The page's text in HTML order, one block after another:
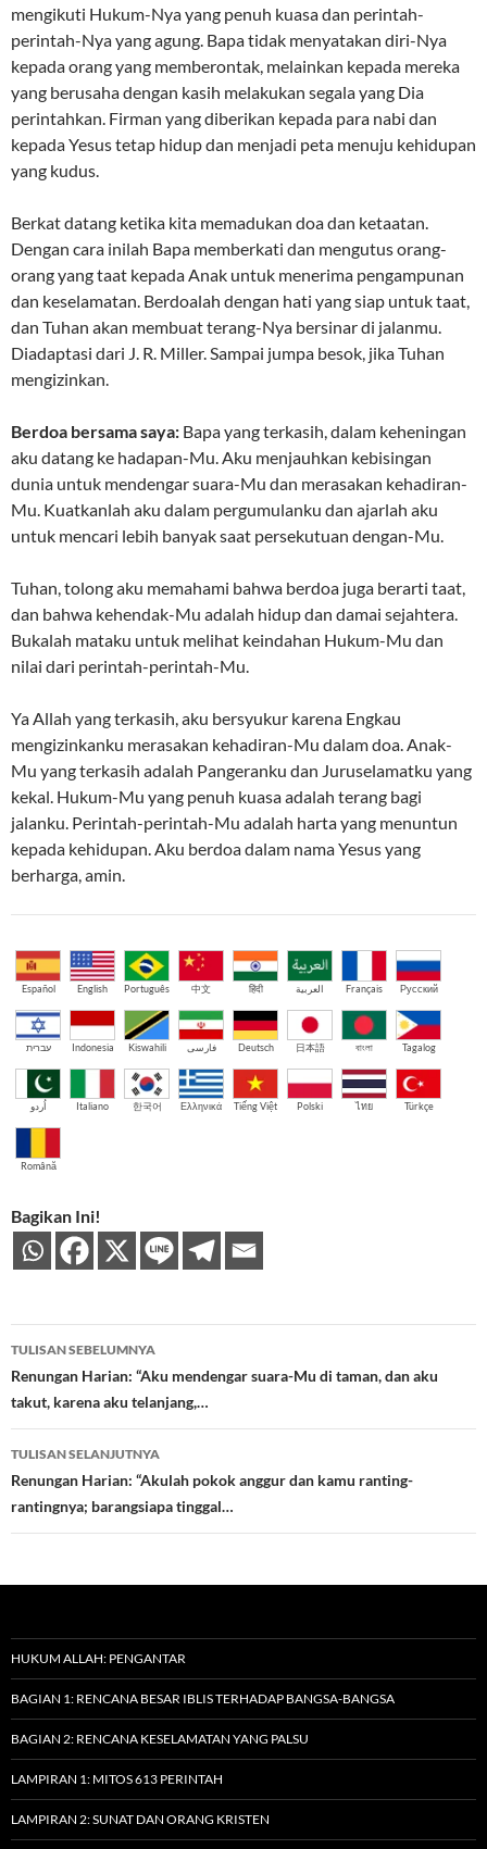
mengikuti Hukum-Nya yang penuh kuasa dan perintah-
perintah-Nya yang agung. Bapa tidak menyatakan diri-Nya
kepada orang yang memberontak, melainkan kepada mereka
yang berusaha dengan kasih melakukan segala yang Dia
perintahkan. Firman yang diberikan kepada para nabi dan
kepada Yesus tetap hidup dan menjadi peta menuju kehidupan
yang kudus.
Berkat datang ketika kita memadukan doa dan ketaatan.
Dengan cara inilah Bapa memberkati dan mengutus orang-
orang yang taat kepada Anak untuk menerima pengampunan
dan keselamatan. Berdoalah dengan hati yang siap untuk taat,
dan Tuhan akan membuat terang-Nya bersinar di jalanmu.
Diadaptasi dari J. R. Miller. Sampai jumpa besok, jika Tuhan
mengizinkan.
Berdoa bersama saya: Bapa yang terkasih, dalam keheningan
aku datang ke hadapan-Mu. Aku menjauhkan kebisingan
dunia untuk mendengar suara-Mu dan merasakan kehadiran-
Mu. Kuatkanlah aku dalam pergumulanku dan ajarlah aku
untuk mencari lebih banyak saat persekutuan dengan-Mu.
Tuhan, tolong aku memahami bahwa berdoa juga berarti taat,
dan bahwa kehendak-Mu adalah hidup dan damai sejahtera.
Bukalah mataku untuk melihat keindahan Hukum-Mu dan
nilai dari perintah-perintah-Mu.
Ya Allah yang terkasih, aku bersyukur karena Engkau
mengizinkanku merasakan kehadiran-Mu dalam doa. Anak-
Mu yang terkasih adalah Pangeranku dan Juruselamatku yang
kekal. Hukum-Mu yang penuh kuasa adalah terang bagi
jalanku. Perintah-perintah-Mu adalah harta yang menuntun
kepada kehidupan. Aku berdoa dalam nama Yesus yang
berharga, amin.
Español English Português 中文 हिंदी العربية Français Русский
עברית Indonesia Kiswahili فارسی Deutsch 日本語 বাংলা Tagalog
اُردو Italiano 한국어 Ελληνικά Tiếng Việt Polski ไทย Türkçe
Română
Bagikan Ini!
Navigasi
Tulisan
TULISAN SEBELUMNYA
Renungan Harian: “Aku mendengar suara-Mu di taman, dan aku
takut, karena aku telanjang,…
TULISAN SELANJUTNYA
Renungan Harian: “Akulah pokok anggur dan kamu ranting-
rantingnya; barangsiapa tinggal…
HUKUM ALLAH: PENGANTAR
BAGIAN 1: RENCANA BESAR IBLIS TERHADAP BANGSA-BANGSA
BAGIAN 2: RENCANA KESELAMATAN YANG PALSU
LAMPIRAN 1: MITOS 613 PERINTAH
LAMPIRAN 2: SUNAT DAN ORANG KRISTEN